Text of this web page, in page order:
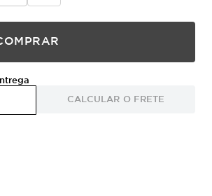
CALCULAR O FRETE